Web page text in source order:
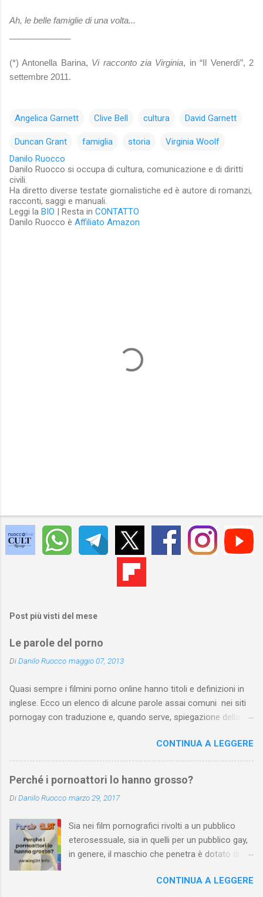
Ah, le belle famiglie di una volta...
(*) Antonella Barina, Vi racconto zia Virginia, in “Il Venerdì”, 2
settembre 2011.
Angelica Garnett Clive Bell cultura David Garnett
Duncan Grant famiglia storia
Virginia Woolf
Danilo Ruocco
Danilo Ruocco si occupa di cultura, comunicazione e di diritti
civili.
Ha diretto diverse testate giornalistiche ed è autore di romanzi,
racconti, saggi e manuali.
Leggi la BIO | Resta in CONTATTO
Danilo Ruocco è Affiliato Amazon
Post più visti del mese
Le parole del porno
DiDanilo Ruocco maggio 07, 2013
Quasi sempre i filmini porno online hanno titoli e definizioni in
inglese. Ecco un elenco di alcune parole assai comuni nei siti
pornogay con traduzione e, quando serve, spiegazione della
“specifiche” e, ovviamente, le parole del lessico quotidiano che
non si riferiscono a una pratica sessuale. L’elenco può essere
arricchito e corretto dai vostri suggerimenti. Attenzione : se
prosegui la lettura, sappi che ti troverai a leggere parole assai
esplicite.
CONTINUA A LEGGERE
Perché i pornoattori lo hanno grosso?
DiDanilo Ruocco marzo 29, 2017
Sia nei film pornografici rivolti a un pubblico
eterosessuale, sia in quelli per un pubblico gay,
in genere, il maschio che penetra è dotato di un
ne esaltano la grandezza e l’attrice o l’attore
CONTINUA A LEGGERE